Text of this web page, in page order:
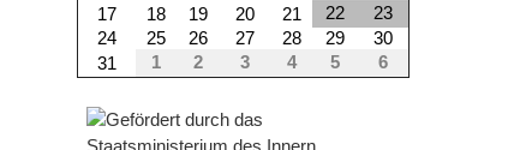
17
18 19 20 21 22
23
24
25 26 27 28 29
30
31
1 2 3 4 5 6